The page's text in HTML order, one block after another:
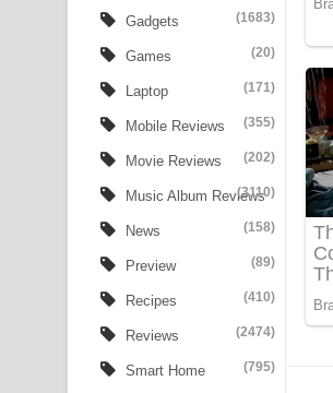
Ow Man Sosa Song
Heavy Weight Song
Aye Lanweela Song
Ala purannata Song
FEVER DREAM Lyrics
Apa Hamuwee Song
PATHINIYE Song
Gadgets (1683)
Games (20)
Laptop (171)
Mobile Reviews (355)
Movie Reviews (202)
Music Album Reviews
(3110)
News (158)
Preview (89)
Recipes (410)
Reviews (2474)
Smart Home (795)